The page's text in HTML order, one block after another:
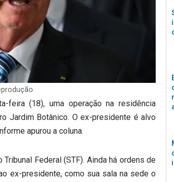
feira (18), uma operação na residência
Jardim Botânico. O ex-presidente é alvo
apurou a coluna.
Federal (STF). Ainda há ordens de
ex-presidente, como sua sala na sede o